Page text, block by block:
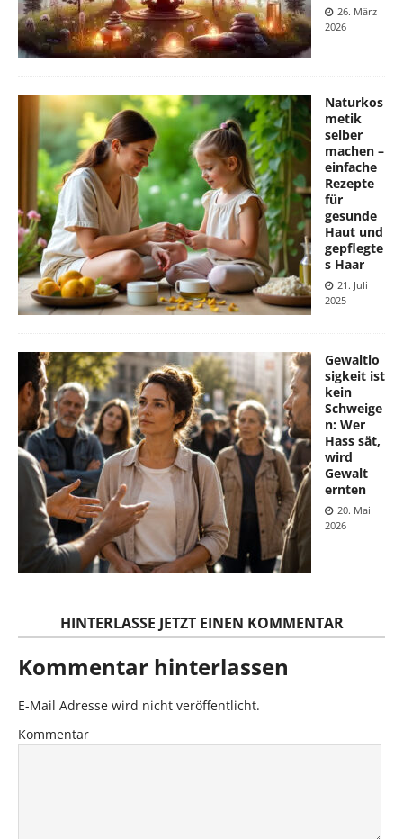
26. März
2026
Naturkos
metik
selber
machen –
einfache
Rezepte
für
gesunde
Haut und
gepflegte
s Haar
21. Juli
2025
Gewaltlo
sigkeit ist
kein
Schweige
n: Wer
Hass sät,
wird
Gewalt
ernten
20. Mai
2026
HINTERLASSE JETZT EINEN KOMMENTAR
Kommentar hinterlassen
E-Mail Adresse wird nicht veröffentlicht.
Kommentar